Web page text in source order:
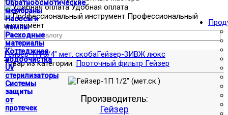
Обратноосмотические
мембраны
Насосы и
помпы
Расходные
материалы
Коттеджная
водоочистка
UV
стерилизаторы
Системы
защиты
от
протечек
Удобная оплата
Профессиональный
инструмент
Гейзер-1П 3/4" мет. скобаГейзер-3ИВЖ люкс
Товар из категории: Проточный фильтр Гейзер
Производитель:
Гейзер